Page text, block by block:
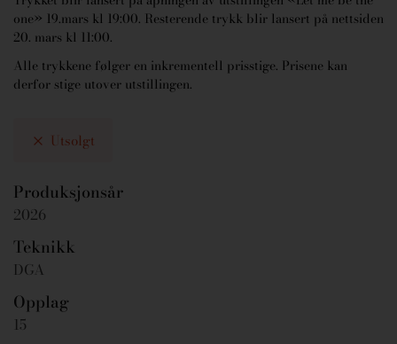
one» 19.mars kl 19:00. Resterende trykk blir lansert på nettsiden
20. mars kl 11:00.
Alle trykkene følger en inkrementell prisstige. Prisene kan
derfor stige utover utstillingen.
Utsolgt
Produksjonsår
2026
Teknikk
DGA
Opplag
15